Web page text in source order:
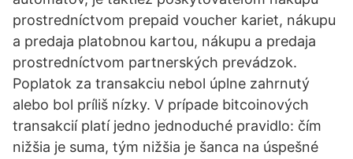
prostredníctvom prepaid voucher kariet, nákupu
a predaja platobnou kartou, nákupu a predaja
prostredníctvom partnerských prevádzok.
Poplatok za transakciu nebol úplne zahrnutý
alebo bol príliš nízky. V prípade bitcoinových
transakcií platí jedno jednoduché pravidlo: čím
nižšia je suma, tým nižšia je šanca na úspešné